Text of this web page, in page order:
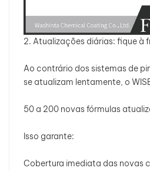
2. Atualizações diárias: fique à
Ao contrário dos sistemas de
se atualizam lentamente, o
50 a 200 novas fórmulas
Isso garante:
Cobertura imediata das novas